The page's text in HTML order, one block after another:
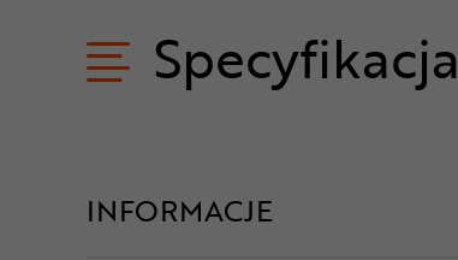
Specyfikacja
INFORMACJE